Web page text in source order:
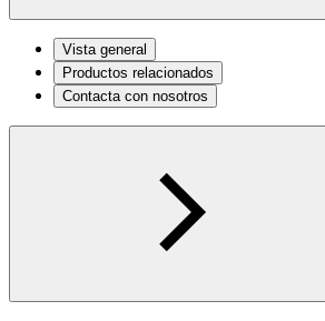
Vista general
Productos relacionados
Contacta con nosotros